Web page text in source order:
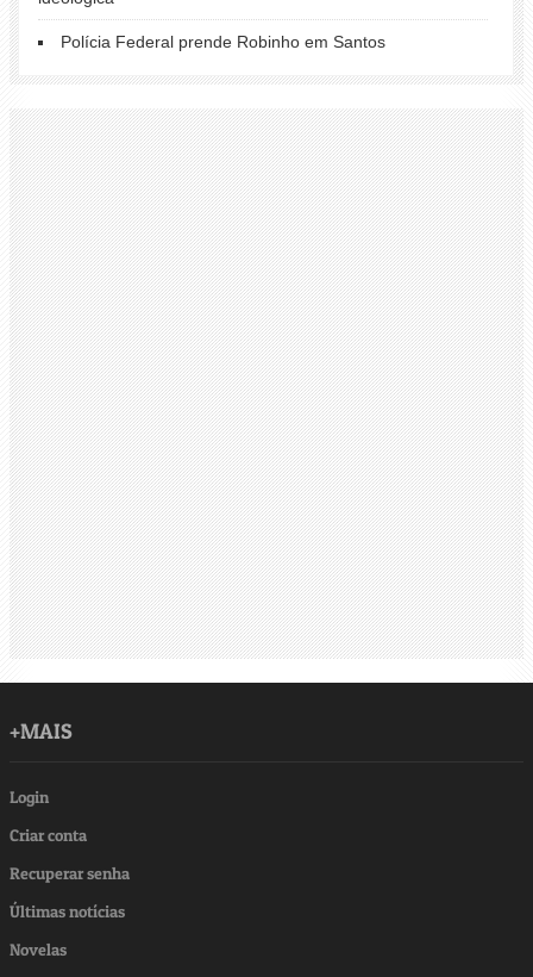
Polícia Federal prende Robinho em Santos
+MAIS
Login
Criar conta
Recuperar senha
Últimas notícias
Novelas